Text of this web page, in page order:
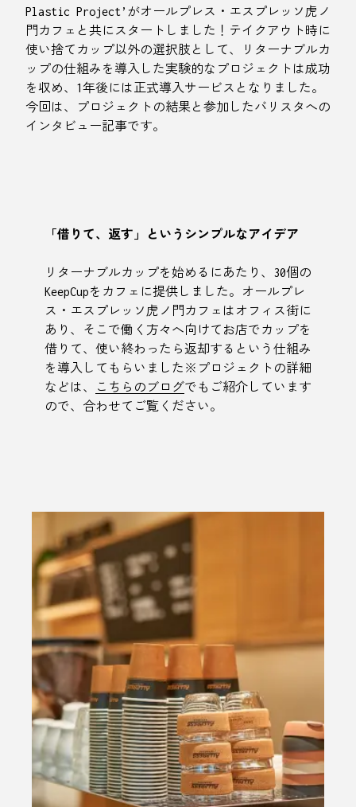
Plastic Project’がオールプレス・エスプレッソ虎ノ
門カフェと共にスタートしました！テイクアウト時に
使い捨てカップ以外の選択肢として、リターナブルカ
ップの仕組みを導入した実験的なプロジェクトは成功
を収め、1年後には正式導入サービスとなりました。
今回は、プロジェクトの結果と参加したバリスタへの
インタビュー記事です。
「借りて、返す」というシンプルなアイデア
リターナブルカップを始めるにあたり、30個の
KeepCupをカフェに提供しました。オールプレ
ス・エスプレッソ虎ノ門カフェはオフィス街に
あり、そこで働く方々へ向けてお店でカップを
借りて、使い終わったら返却するという仕組み
を導入してもらいました※プロジェクトの詳細
などは、
こちらのブログでもご紹介しています
ので、合わせてご覧ください。